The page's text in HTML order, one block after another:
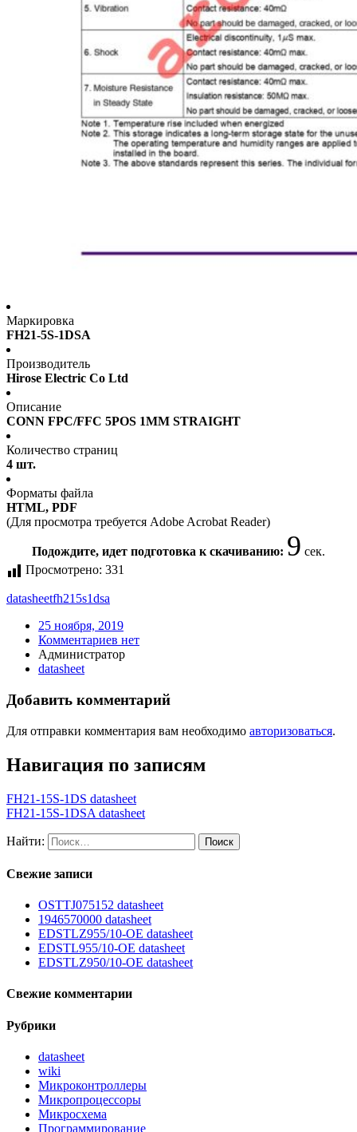
Маркировка
FH21-5S-1DSA
Производитель
Hirose Electric Co Ltd
Описание
CONN FPC/FFC 5POS 1MM STRAIGHT
Количество страниц
4 шт.
Форматы файла
HTML, PDF
(Для просмотра требуется Adobe Acrobat Reader)
Подождите, идет подготовка к скачиванию: 9 сек.
Просмотрено: 331
datasheetfh215s1dsa
25 ноября, 2019
Комментариев нет
Администратор
datasheet
Добавить комментарий
Для отправки комментария вам необходимо авторизоваться.
Навигация по записям
FH21-15S-1DS datasheet
FH21-15S-1DSA datasheet
Найти:
Свежие записи
OSTTJ075152 datasheet
1946570000 datasheet
EDSTLZ955/10-OE datasheet
EDSTL955/10-OE datasheet
EDSTLZ950/10-OE datasheet
Свежие комментарии
Рубрики
datasheet
wiki
Микроконтроллеры
Микропроцессоры
Микросхема
Программирование